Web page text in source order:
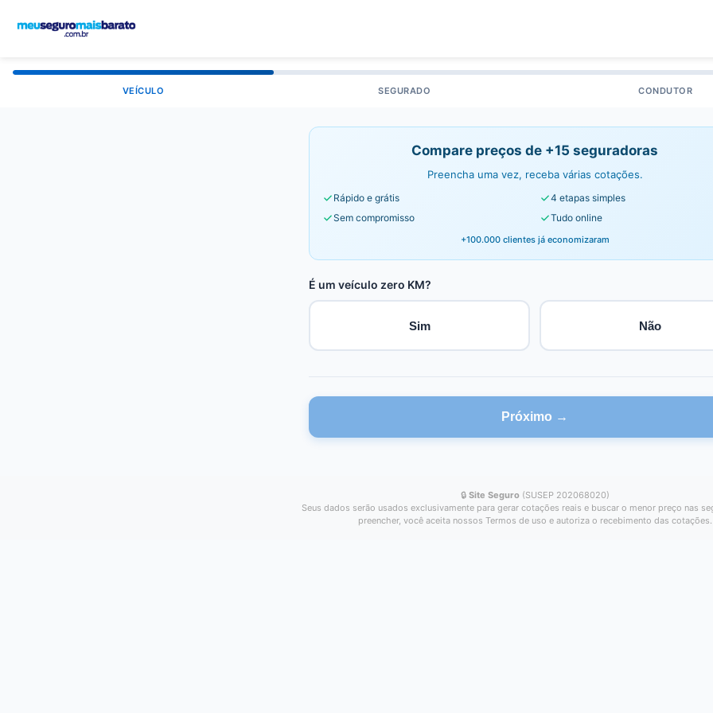
VEÍCULO SEGURADO CONDUTOR
Compare preços de +15 seguradoras
Preencha uma vez, receba várias cotações.
Rápido e grátis
4 etapas simples
Sem compromisso
Tudo online
+100.000 clientes já economizaram
É um veículo zero KM?
Sim Não
Próximo →
🔒 Site Seguro (SUSEP 202068020)
Seus dados serão usados exclusivamente para gerar cotações reais e buscar o menor preço nas
preencher, você aceita nossos Termos de uso e autoriza o recebimento das cotações.